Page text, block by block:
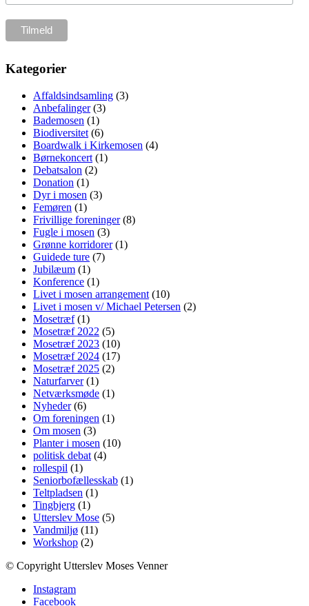
Kategorier
Affaldsindsamling (3)
Anbefalinger(3)
Bademosen (1)
Biodiversitet (6)
Boardwalk i Kirkemosen (4)
Børnekoncert (1)
Debatsalon (2)
Donation (1)
Dyr i mosen (3)
Femøren (1)
Frivillige foreninger(8)
Fugle i mosen (3)
Grønne korridorer(1)
Guidede ture (7)
Jubilæum (1)
Konference (1)
Livet i mosen arrangement (10)
Livet i mosen v/ Michael Petersen (2)
Mosetræf(1)
Mosetræf 2022 (5)
Mosetræf 2023 (10)
Mosetræf 2024 (17)
Mosetræf 2025 (2)
Naturfarver(1)
Netværksmøde (1)
Nyheder(6)
Om foreningen (1)
Om mosen (3)
Planter i mosen (10)
politisk debat (4)
rollespil (1)
Seniorbofællesskab (1)
Teltpladsen (1)
Tingbjerg (1)
Utterslev Mose (5)
Vandmiljø (11)
Workshop (2)
© Copyright Utterslev Moses Venner
Instagram
Facebook